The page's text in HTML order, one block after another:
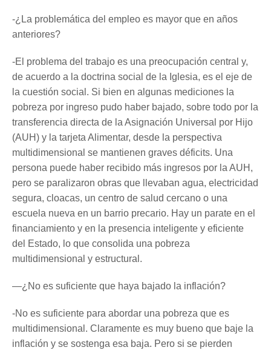
-¿La problemática del empleo es mayor que en años
anteriores?
-El problema del trabajo es una preocupación central y,
de acuerdo a la doctrina social de la Iglesia, es el eje de
la cuestión social. Si bien en algunas mediciones la
pobreza por ingreso pudo haber bajado, sobre todo por la
transferencia directa de la Asignación Universal por Hijo
(AUH) y la tarjeta Alimentar, desde la perspectiva
multidimensional se mantienen graves déficits. Una
persona puede haber recibido más ingresos por la AUH,
pero se paralizaron obras que llevaban agua, electricidad
segura, cloacas, un centro de salud cercano o una
escuela nueva en un barrio precario. Hay un parate en el
financiamiento y en la presencia inteligente y eficiente
del Estado, lo que consolida una pobreza
multidimensional y estructural.
—¿No es suficiente que haya bajado la inflación?
-No es suficiente para abordar una pobreza que es
multidimensional. Claramente es muy bueno que baje la
inflación y se sostenga esa baja. Pero si se pierden